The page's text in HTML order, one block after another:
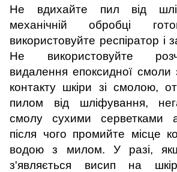
Не вдихайте пил від
механічній обробці
використовуйте респіратор і
Не використовуйте
видалення епоксидної смоли
контакту шкіри зі смолою,
пилом від шліфування,
смолу сухими серветками
після чого промийте місце
водою з милом. У разі,
з'являється висип на